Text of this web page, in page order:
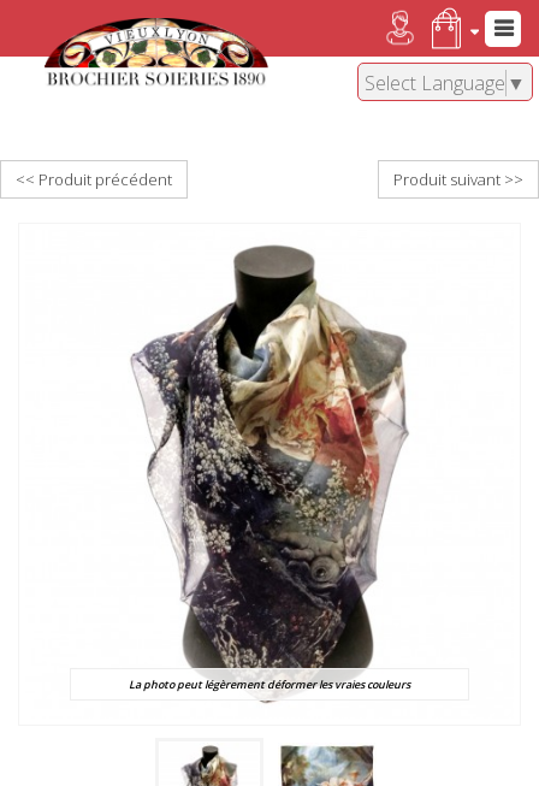
Select Language ▼
<< Produit précédent Produit suivant >>
La photo peut légèrement déformer les vraies couleurs